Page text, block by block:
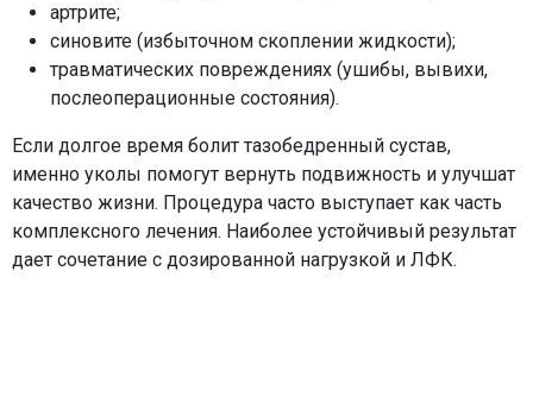
артрите;
синовите (избыточном скоплении жидкости);
травматических повреждениях (ушибы, вывихи,
послеоперационные состояния).
Если долгое время болит тазобедренный сустав,
именно уколы помогут вернуть подвижность и улучшат
качество жизни. Процедура часто выступает как часть
комплексного лечения. Наиболее устойчивый результат
дает сочетание с дозированной нагрузкой и ЛФК.